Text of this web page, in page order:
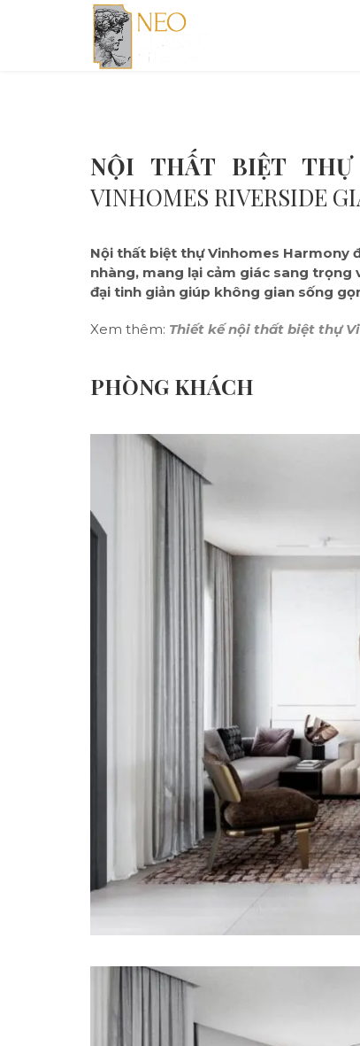
NỘI THẤT BIỆT THỰ
VINHOMES RIVERSIDE
Nội thất biệt thự Vinhomes Harmony
nhàng, mang lại cảm giác sang trọng
đại tinh giản giúp không gian sống
Xem thêm: Thiết kế nội thất biệt thự
PHÒNG KHÁCH